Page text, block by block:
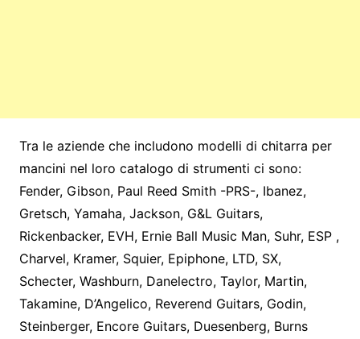
Tra le aziende che includono modelli di chitarra per
mancini nel loro catalogo di strumenti ci sono:
Fender, Gibson, Paul Reed Smith -PRS-, Ibanez,
Gretsch, Yamaha, Jackson, G&L Guitars,
Rickenbacker, EVH, Ernie Ball Music Man, Suhr, ESP ,
Charvel, Kramer, Squier, Epiphone, LTD, SX,
Schecter, Washburn, Danelectro, Taylor, Martin,
Takamine, D’Angelico, Reverend Guitars, Godin,
Steinberger, Encore Guitars, Duesenberg, Burns